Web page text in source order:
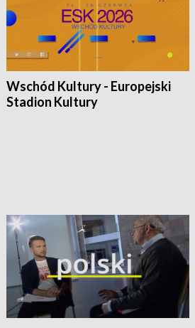
Wschód Kultury - Europejski
Stadion Kultury